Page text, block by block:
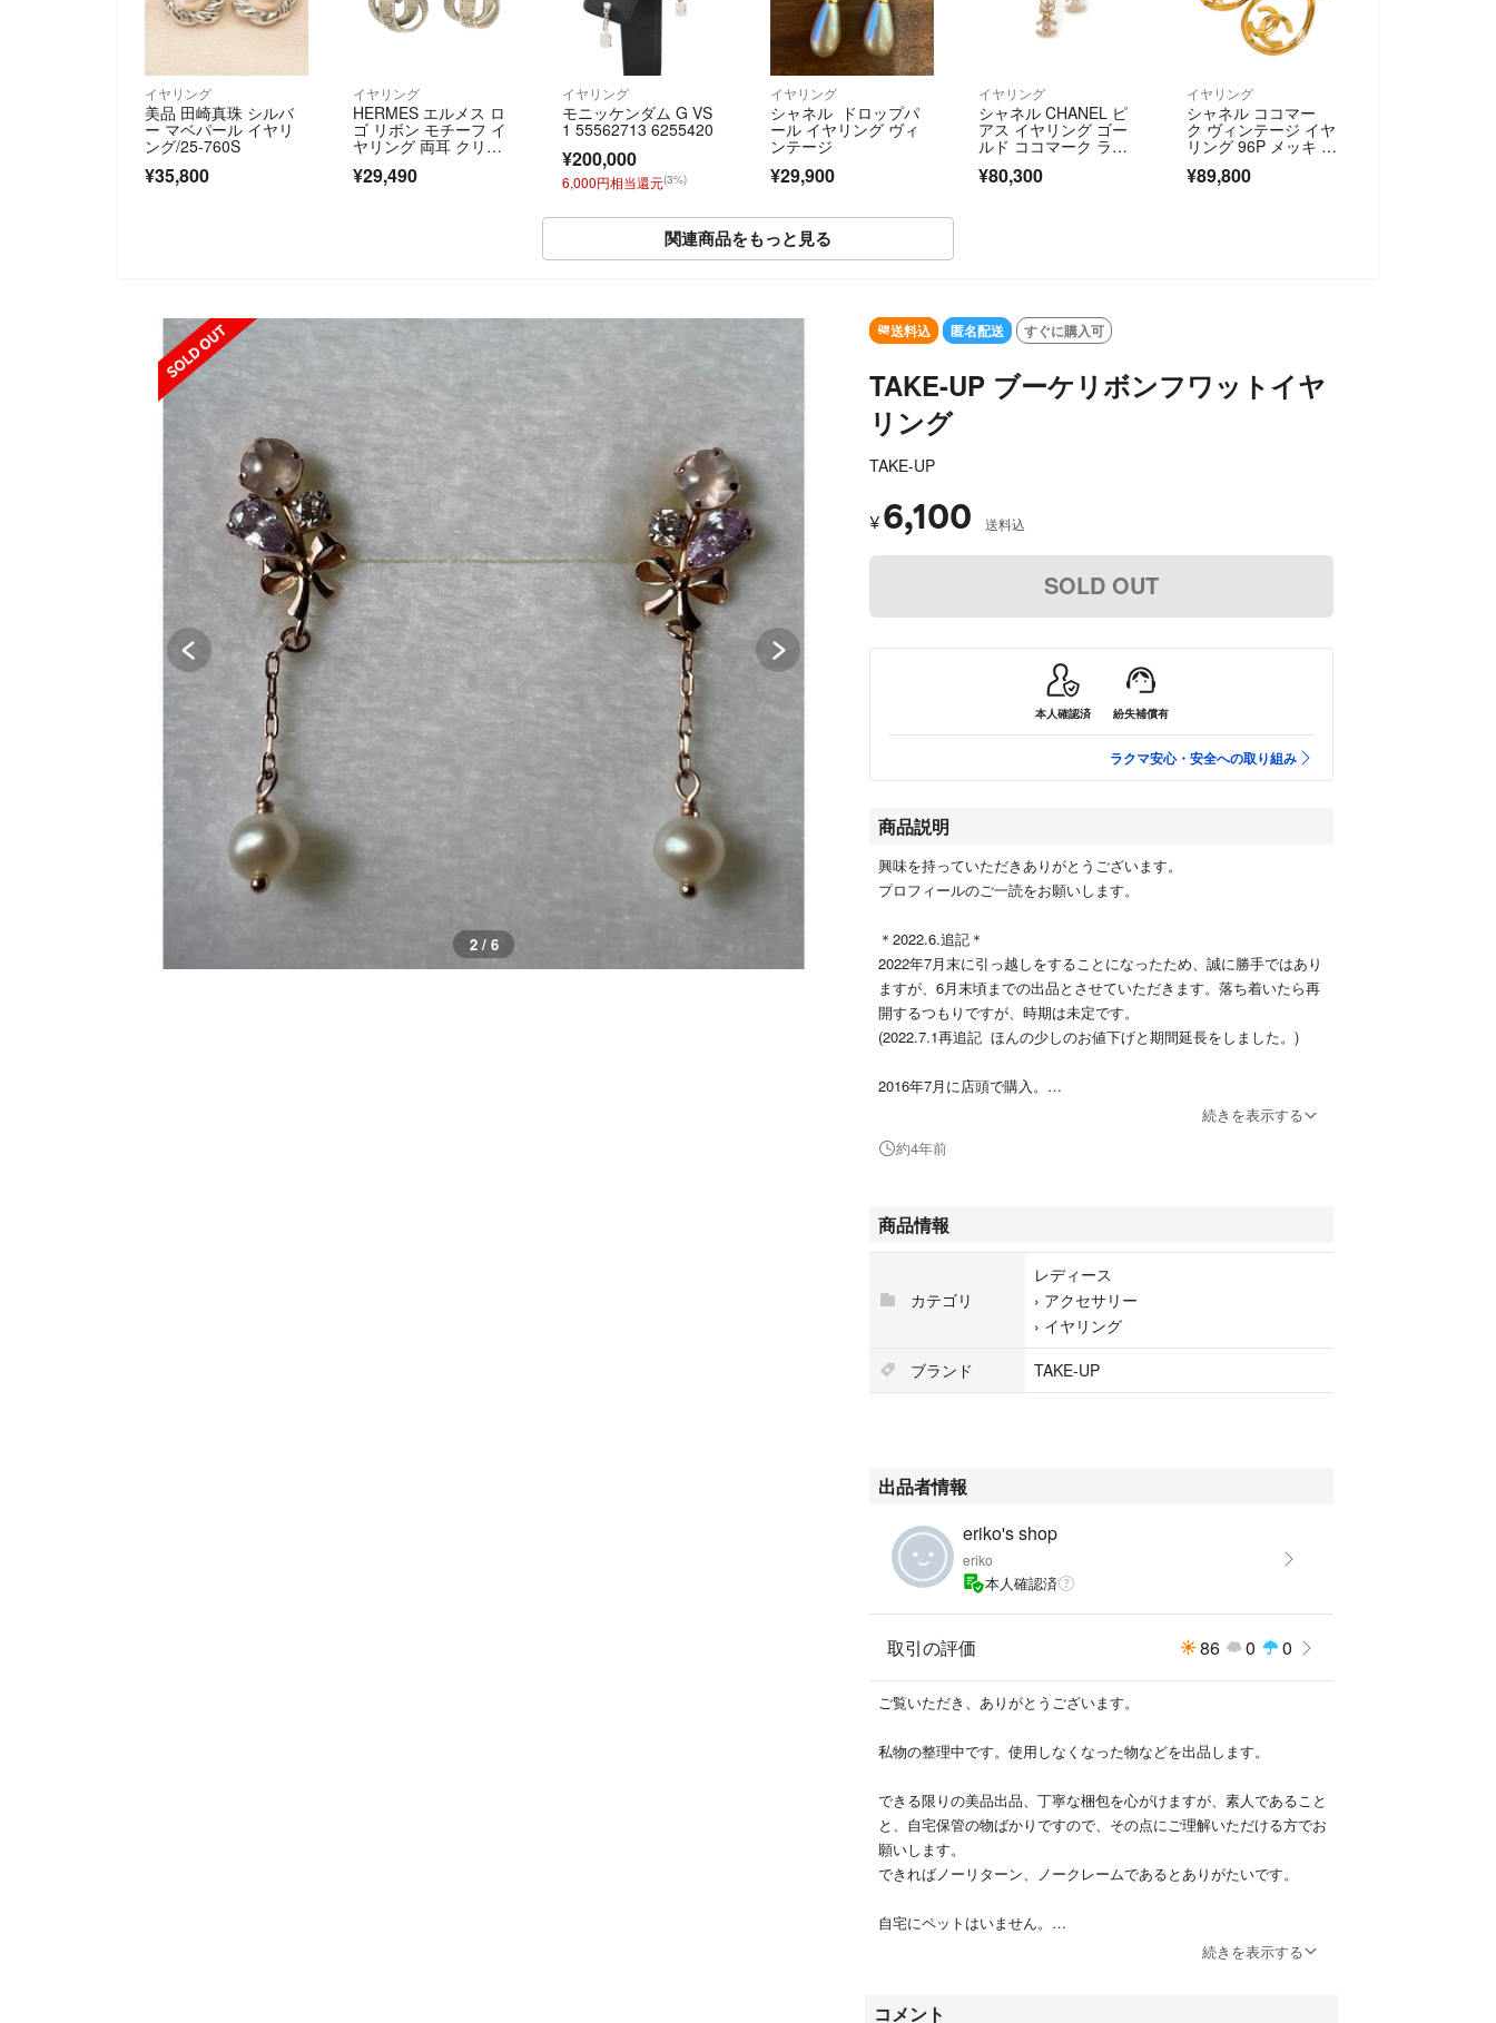
イヤリング
美品 田崎真珠 シルバ
ー マベパール イヤリ
ング/25-760S
¥35,800
イヤリング
HERMES エルメス ロ
ゴ リボン モチーフ イ
ヤリング 両耳 クリッ
タル 35.54g ヴィンテ
¥29,490
イヤリング
モニッケンダム G VS
1 55562713 6255420
¥200,000
6,000円相当還元(3%)
イヤリング
シャネル ドロップパ
ール イヤリング ヴィ
ンテージ
¥29,900
イヤリング
シャネル CHANEL ピ
アス イヤリング ゴー
ルド ココマーク ライ
ーフ
¥80,300
イヤリング
シャネル ココマー
ク ヴィンテージ イヤ
リング 96P メッキ レ
28-82351】
¥89,800
関連商品をもっと見る
SOLD OUT
3 / 6
送料込 匿名配送 すぐに購入可
TAKE-UP ブーケリボンフワットイヤ
リング
TAKE-UP
¥ 6,100 送料込
SOLD OUT
本人確認済 紛失補償有
ラクマ安心・安全への取り組み
商品説明
興味を持っていただきありがとうございます。
プロフィールのご一読をお願いします。
＊2022.6.追記＊
2022年7月末に引っ越しをすることになったため、誠に勝手ではあり
ますが、6月末頃までの出品とさせていただきます。落ち着いたら再
開するつもりですが、時期は未定です。
(2022.7.1再追記 ほんの少しのお値下げと期間延長をしました。)
2016年7月に店頭で購入。
ービックジルコニア
・2016スプリングコレクション
・フワットイヤリングは思わず着けていることを忘れそうな、とって
も軽くフィット感のあるイヤークリップです。
スイング部分は取り外し可能。他のチャームも組み合わせられます。
・チャームを別のピアスに使用したり、付属以外のチャームを着ける
ときは必ず試してからご使用ください。
保証期間は過ぎていますが、保証書や箱なども一緒にお送りします。
着用方法については、保証書と一緒に着用方法の紙も入っています。
イヤリングは着用する耳と同じ方(右側は右)に入れたつもりですが、
ても使えます)
の物です。
り、休日に時々着用していたくらいなので、状態は悪くないと思いま
す。
長時間着用していても痛みや違和感が本当に少なく、強風等でも取れ
大切に使用し、保管していましたが、ファッションの好みが変わり、
使用する機会が減ってしまったので、使っていただける方にお譲りす
続きを表示する
約4年前
商品情報
カテゴリ
レディース
› アクセサリー
› イヤリング
ブランド
TAKE-UP
出品者情報
eriko's shop
eriko
本人確認済
取引の評価 86 0 0
ご覧いただき、ありがとうございます。
私物の整理中です。使用しなくなった物などを出品します。
できる限りの美品出品、丁寧な梱包を心がけますが、素人であること
と、自宅保管の物ばかりですので、その点にご理解いただける方でお
願いします。
できればノーリターン、ノークレームであるとありがたいです。
自宅にペットはいません。
家族に電子タバコを吸っている者はいますが、出品している物は、影
続きを表示する
コメント